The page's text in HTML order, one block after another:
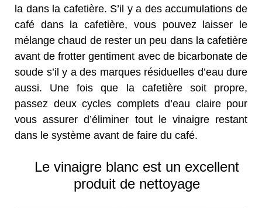
la dans la cafetière. S’il y a des accumulations de
café dans la cafetière, vous pouvez laisser le
mélange chaud de rester un peu dans la cafetière
avant de frotter gentiment avec de bicarbonate de
soude s’il y a des marques résiduelles d’eau dure
aussi. Une fois que la cafetière soit propre,
passez deux cycles complets d’eau claire pour
vous assurer d’éliminer tout le vinaigre restant
dans le système avant de faire du café.
Le vinaigre blanc est un excellent
produit de nettoyage